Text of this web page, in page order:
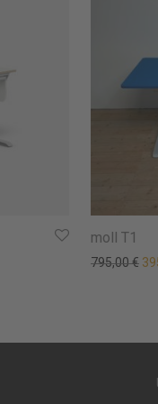
moll T1
795,00€